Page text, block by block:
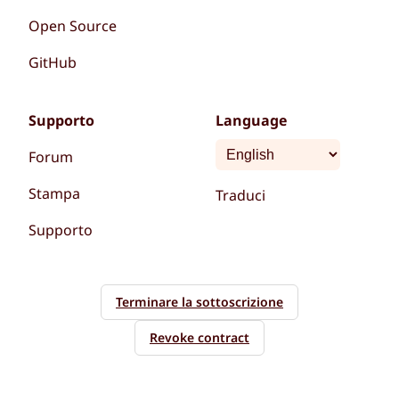
Open Source
GitHub
Supporto
Forum
Stampa
Supporto
Language
Traduci
Terminare la sottoscrizione
Revoke contract